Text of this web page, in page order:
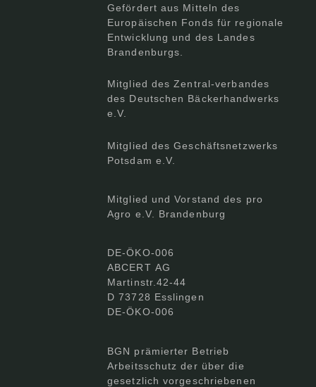
Gefördert aus Mitteln des
Europäischen Fonds für regionale
Entwicklung und des Landes
Brandenburgs.
Mitglied des Zentral-verbandes
des Deutschen Bäckerhandwerks
e.V.
Mitglied des Geschäftsnetzwerks
Potsdam e.V.
Mitglied und Vorstand des pro
Agro e.V. Brandenburg
DE-ÖKO-006
ABCERT AG
Martinstr.42-44
D 73728 Esslingen
DE-ÖKO-006
BGN prämierter Betrieb
Arbeitsschutz der über die
gesetzlich vorgeschriebenen